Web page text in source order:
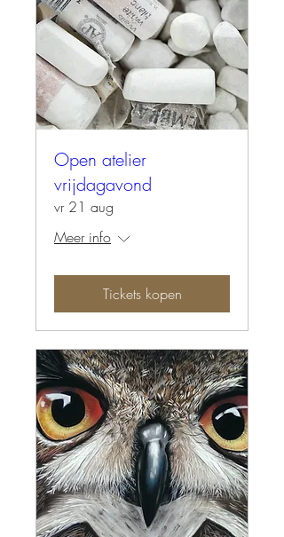
Open atelier
vrijdagavond
vr 21 aug
Meer info
Tickets kopen